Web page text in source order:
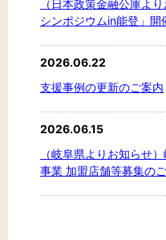
（日本政策金融公庫よ
シンポジウムin能登」開
2026.06.22
支援事例の更新のご案内
2026.06.15
（岐阜県よりお知らせ
事業 加盟店舗等募集の